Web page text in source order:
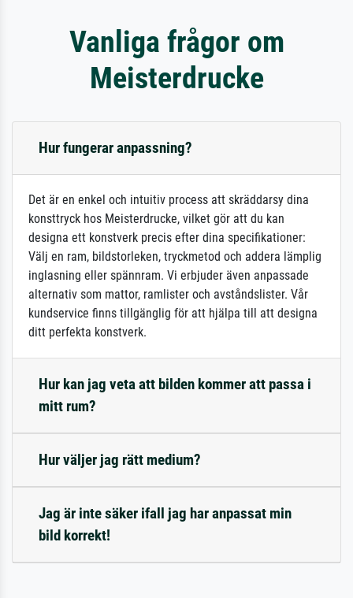
Vanliga frågor om
Meisterdrucke
Hur fungerar anpassning?
Det är en enkel och intuitiv process att skräddarsy dina
konsttryck hos Meisterdrucke, vilket gör att du kan
designa ett konstverk precis efter dina specifikationer:
Välj en ram, bildstorleken, tryckmetod och addera lämplig
inglasning eller spännram. Vi erbjuder även anpassade
alternativ som mattor, ramlister och avståndslister. Vår
kundservice finns tillgänglig för att hjälpa till att designa
ditt perfekta konstverk.
Hur kan jag veta att bilden kommer att passa i
mitt rum?
Hur väljer jag rätt medium?
Jag är inte säker ifall jag har anpassat min
bild korrekt!